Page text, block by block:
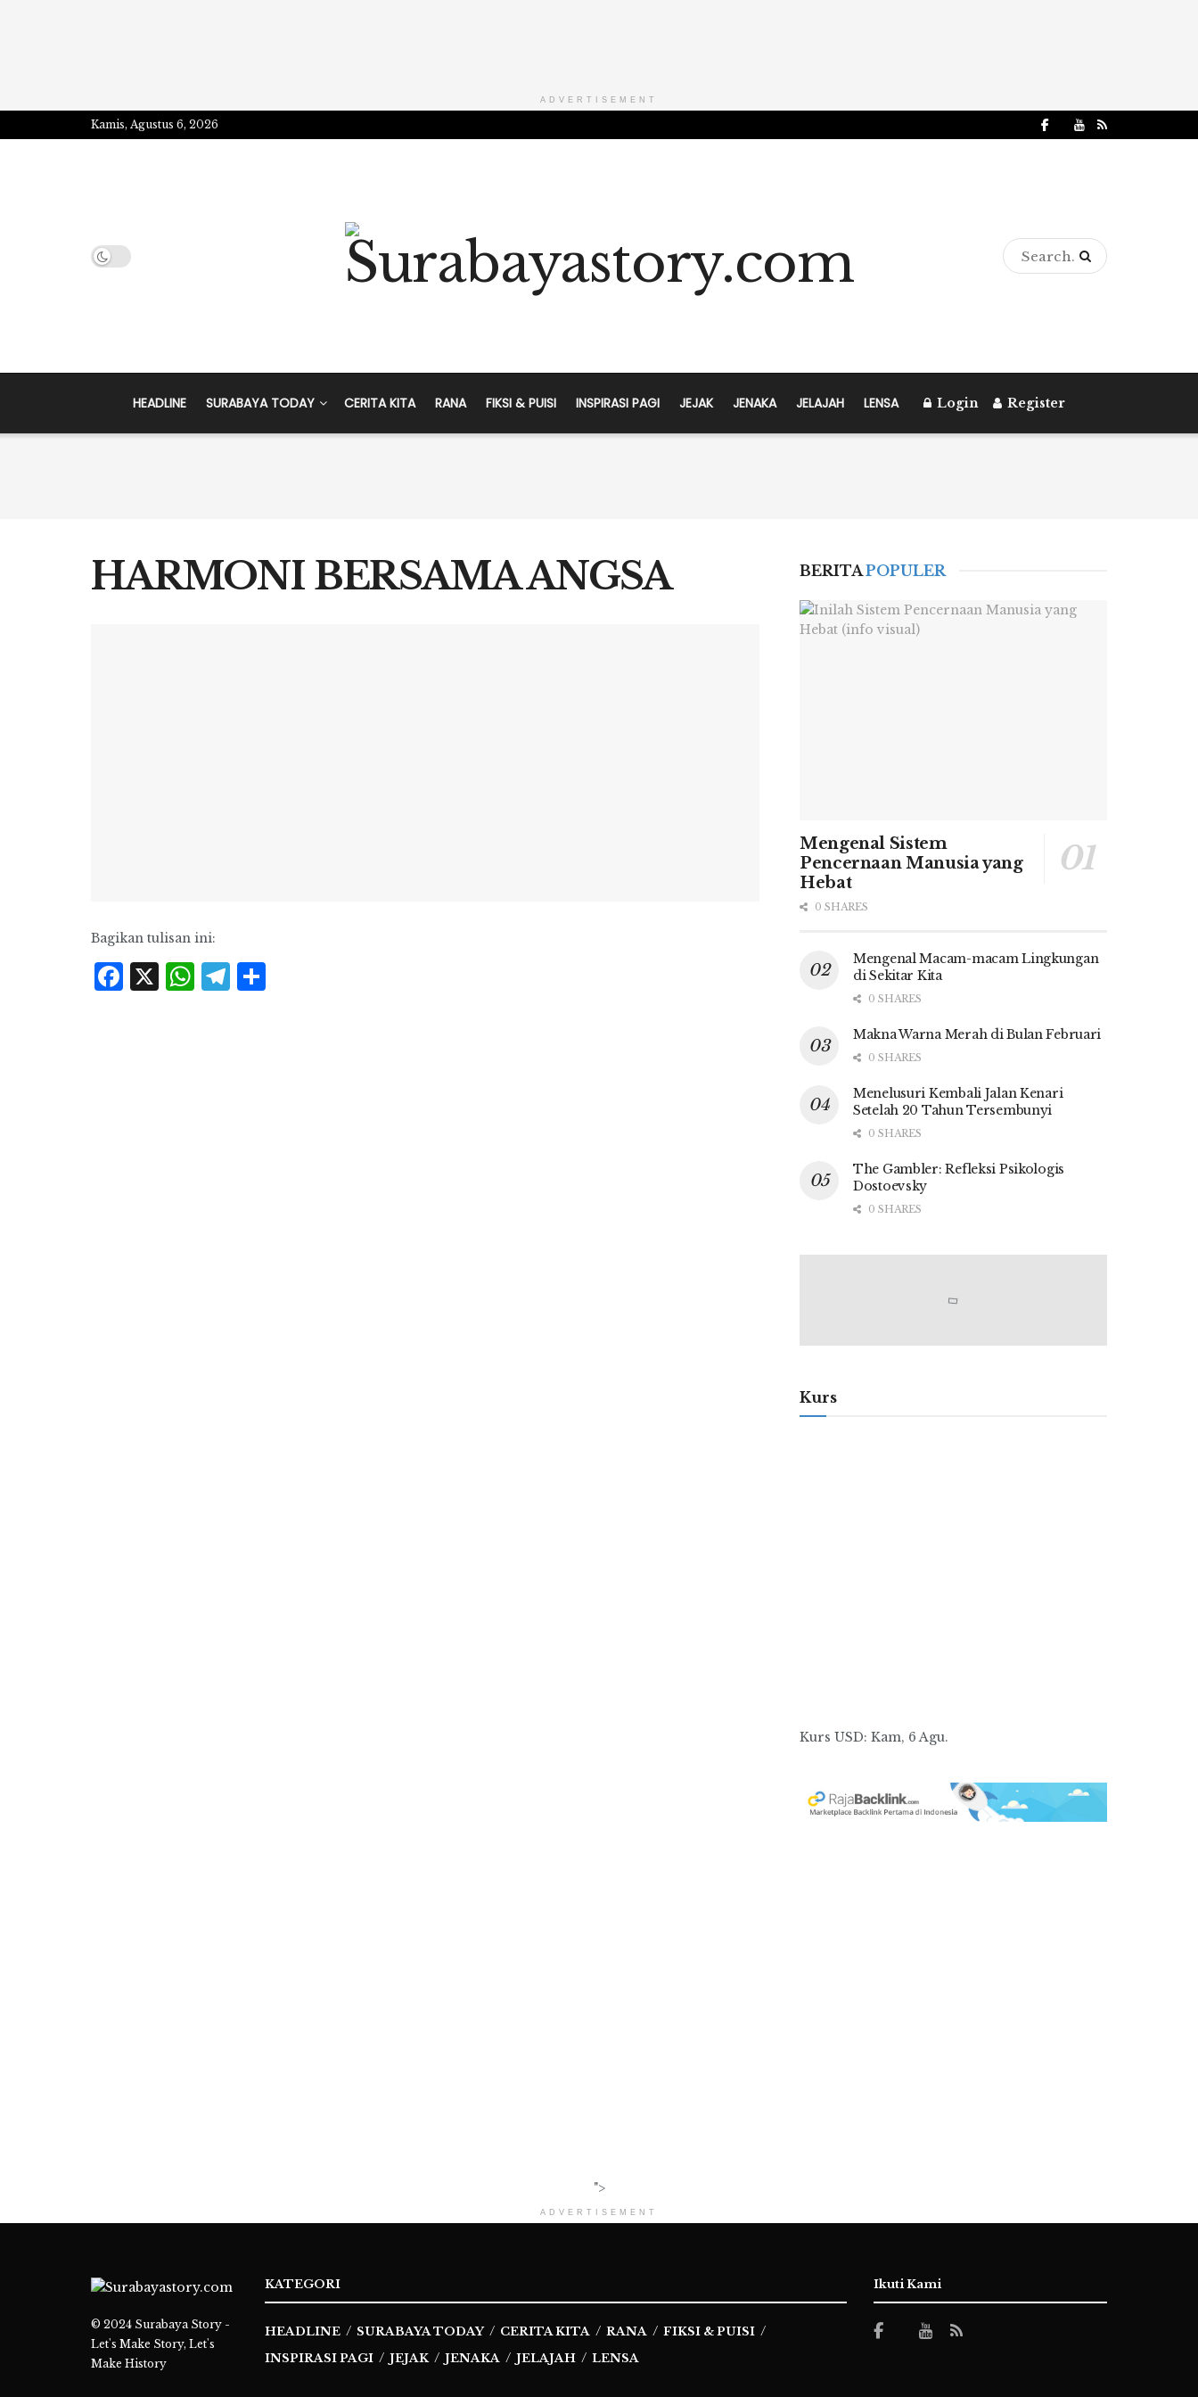
ADVERTISEMENT
Kamis, Agustus 6, 2026
HEADLINE SURABAYA TODAY CERITA KITA RANA FIKSI & PUISI INSPIRASI PAGI JEJAK JENAKA JELAJAH LENSA Login Register
HARMONI BERSAMA ANGSA
Bagikan tulisan ini:
Facebook
X WhatsApp
Telegram
BERITAPOPULER
Mengenal Sistem
Pencernaan Manusia yang
Hebat
0 SHARES
Mengenal Macam-macam Lingkungan
di Sekitar Kita
0 SHARES
Makna Warna Merah di Bulan Februari
0 SHARES
Menelusuri Kembali Jalan Kenari
Setelah 20 Tahun Tersembunyi
0 SHARES
The Gambler: Refleksi Psikologis
Dostoevsky
0 SHARES
Kurs
Kurs USD: Kam, 6 Agu.
">
ADVERTISEMENT
© 2024 Surabaya Story -
Let's Make Story, Let's
Make History
KATEGORI
HEADLINE SURABAYA TODAY CERITA KITA RANA
FIKSI & PUISI
INSPIRASI PAGI
JEJAK JENAKA JELAJAH LENSA
Ikuti Kami